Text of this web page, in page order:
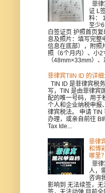
菲
证 L
料：
至少
白签证页 护照首页
息及照片：填写完整
信息在底部），附照
照（6个月内）、小2
（48mm×33mm）
菲律宾TIIN ID 的详
TIN ID 是菲律宾税
写，TIN 是由菲律宾
配的唯一号码，用于
个人和企业纳税申报
律宾税法。 申请 TIN
办理，或亲自前往
Tax Ide...
菲律
和博
哪里？
菲
人，
咨询
影响到 无法续签，